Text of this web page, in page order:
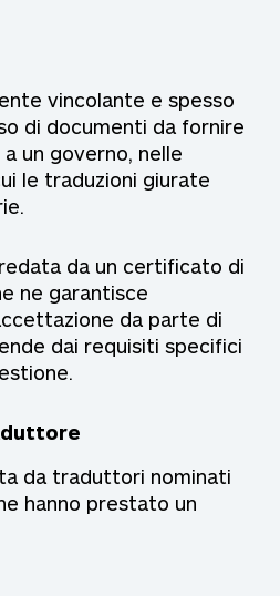
vincolante e spesso
di documenti da fornire
un governo, nelle
le traduzioni giurate
da un certificato di
ne garantisce
da parte di
dai requisiti specifici
da traduttori nominati
hanno prestato un